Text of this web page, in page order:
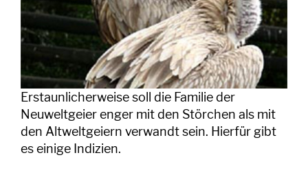
Erstaunlicherweise soll die Familie der
Neuweltgeier enger mit den Störchen als mit
den Altweltgeiern verwandt sein. Hierfür gibt
es einige Indizien.